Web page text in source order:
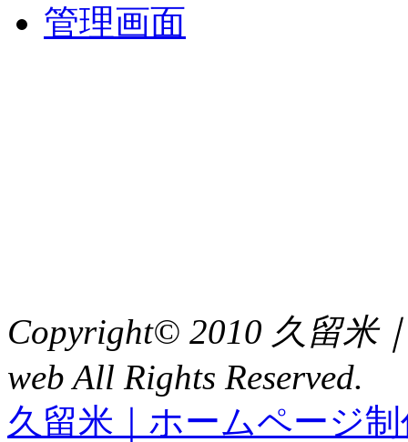
管理画面
Copyright© 2010 久留米
web All Rights Reserved.
久留米｜ホームページ